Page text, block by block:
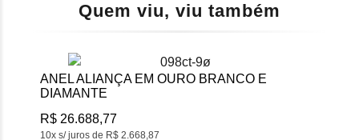
Quem viu, viu também
ANEL ALIANÇA EM OURO BRANCO E
DIAMANTE
10x s/ juros de R$ 2.668,87
R$ 26.688,77